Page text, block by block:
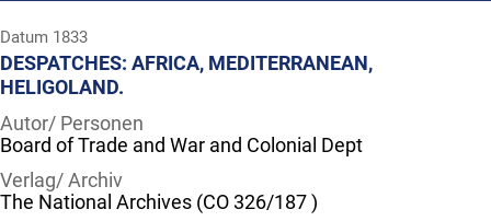
Datum 1833
DESPATCHES: AFRICA, MEDITERRANEAN,
HELIGOLAND.
Autor/ Personen
Board of Trade and War and Colonial Dept
Verlag/ Archiv
The National Archives (CO 326/187 )